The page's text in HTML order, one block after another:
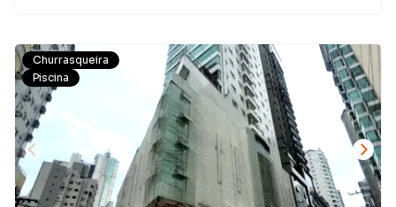
Churrasqueira
Piscina